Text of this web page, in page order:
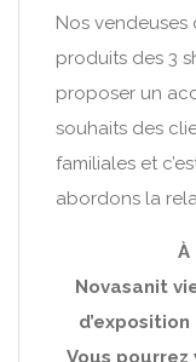
Nos
produits des 3
proposer un
souhaits des
familiales et
abordons la
À
Novasanit
Vous